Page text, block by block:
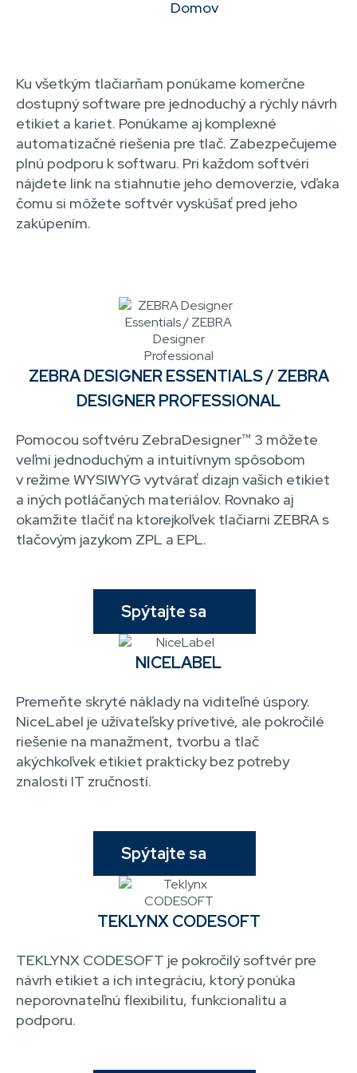
Domov
Ku všetkým tlačiarňam ponúkame komerčne
dostupný software pre jednoduchý a rýchly návrh
etikiet a kariet. Ponúkame aj komplexné
automatizačné riešenia pre tlač. Zabezpečujeme
plnú podporu k softwaru. Pri každom softvéri
nájdete link na stiahnutie jeho demoverzie, vďaka
čomu si môžete softvér vyskúšať pred jeho
zakúpením.
ZEBRA DESIGNER ESSENTIALS / ZEBRA
DESIGNER PROFESSIONAL
Pomocou softvéru ZebraDesigner™ 3 môžete
veľmi jednoduchým a intuitívnym spôsobom
v režime WYSIWYG vytvárať dizajn vašich etikiet
a iných potláčaných materiálov. Rovnako aj
okamžite tlačiť na ktorejkoľvek tlačiarni ZEBRA s
tlačovým jazykom ZPL a EPL.
Spýtajte sa
NICELABEL
Premeňte skryté náklady na viditeľné úspory.
NiceLabel je užívateľsky prívetivé, ale pokročilé
riešenie na manažment, tvorbu a tlač
akýchkoľvek etikiet prakticky bez potreby
znalosti IT zručností.
Spýtajte sa
TEKLYNX CODESOFT
TEKLYNX CODESOFT je pokročilý softvér pre
návrh etikiet a ich integráciu, ktorý ponúka
neporovnateľnú flexibilitu, funkcionalitu a
podporu.